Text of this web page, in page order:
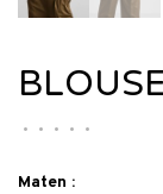
• • • • •
Maten :